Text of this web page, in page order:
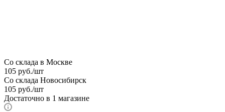
Со склада в Москве
105 руб./шт
Со склада Новосибирск
105 руб./шт
Достаточно в 1 магазине